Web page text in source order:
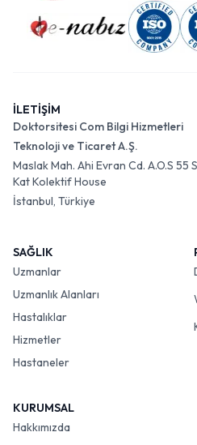
İLETİŞİM
Doktorsitesi Com Bilgi Hizmetleri
Teknoloji ve Ticaret A.Ş.
Maslak Mah. Ahi Evran Cd. A.O.S
Kat Kolektif House
İstanbul, Türkiye
SAĞLIK
Uzmanlar
Uzmanlık Alanları
Hastalıklar
Hizmetler
Hastaneler
KURUMSAL
Hakkımızda